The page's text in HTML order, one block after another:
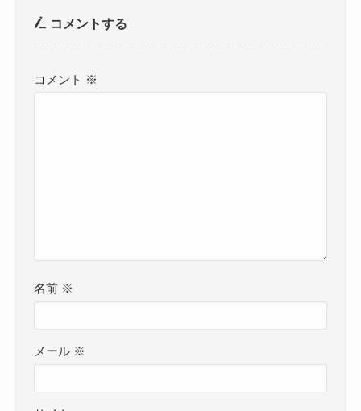
コメントする
コメント ※
名前 ※
メール ※